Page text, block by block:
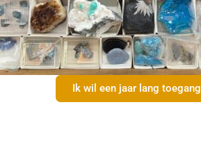
Ik wil een jaar lang toegang